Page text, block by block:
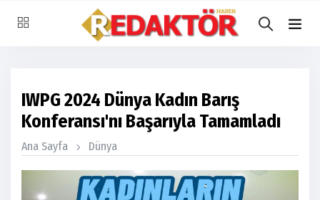
IWPG 2024 Dünya Kadın Barış
Konferansı'nı Başarıyla Tamamladı
Ana Sayfa Dünya